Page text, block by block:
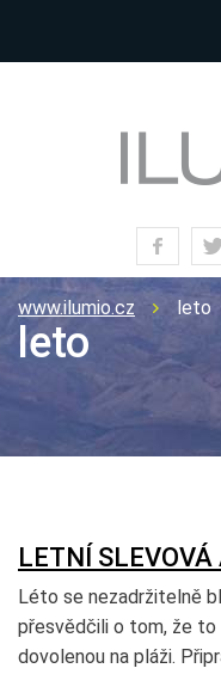
www.ilumio.cz leto
leto
LETNÍ
Léto se nezadržitelně
přesvědčili o tom, že to
dovolenou na pláži.